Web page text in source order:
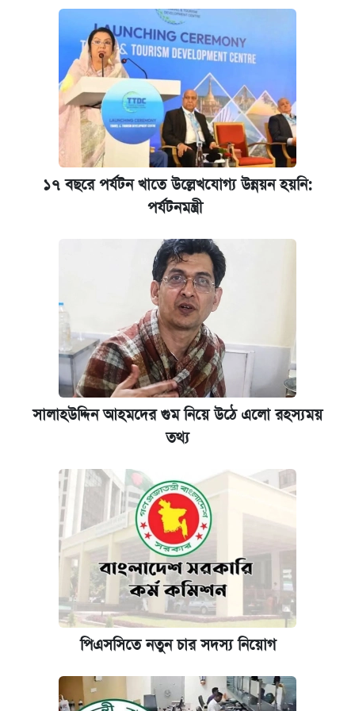
আবেদন শুরু
১৭ বছরে পর্যটন খাতে উল্লেখযোগ্য উন্নয়ন হয়নি:
পর্যটনমন্ত্রী
সালাহউদ্দিন আহমদের গুম নিয়ে উঠে এলো রহস্যময়
তথ্য
পিএসসিতে নতুন চার সদস্য নিয়োগ